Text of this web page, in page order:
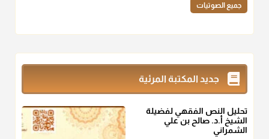
أ.د. صالح الشمراني
المعتدلين غير مقبوضتين ولا مبسوطتين أربع مرات من الرز أو البر
أو التمر أو اللحم
منذ 3 شهر
جميع الصوتيات
جديد المكتبة المرئية
تحليل النص الفقهي لفضيلة
الشيخ أ.د. صالح بن علي
الشمراني